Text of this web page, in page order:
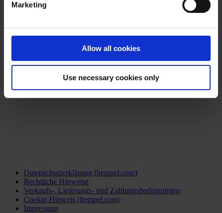
Marketing
Allow all cookies
Use necessary cookies only
Datenschutzerklärung (hempel.com)
Rechtliche Hinweise
Verkaufs-, Lieferungs- und Zahlungsbedingungen
Cookie-Hinweis (hempel.com)
Impressum